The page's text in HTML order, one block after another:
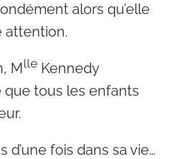
alors qu’elle
attention.
Mlle Kennedy
que tous les enfants
d’une fois dans sa vie…